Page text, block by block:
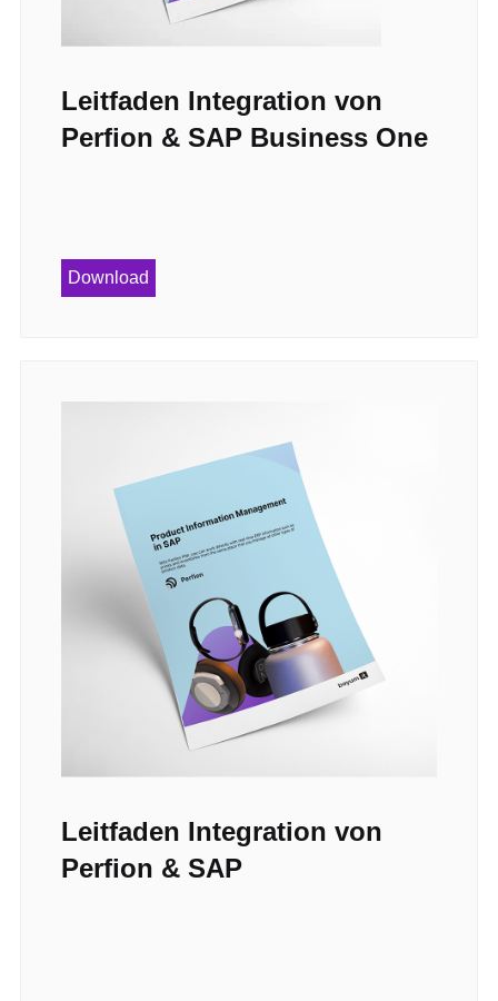
Leitfaden Integration von
Perfion & SAP Business One
Download
Leitfaden Integration von
Perfion & SAP